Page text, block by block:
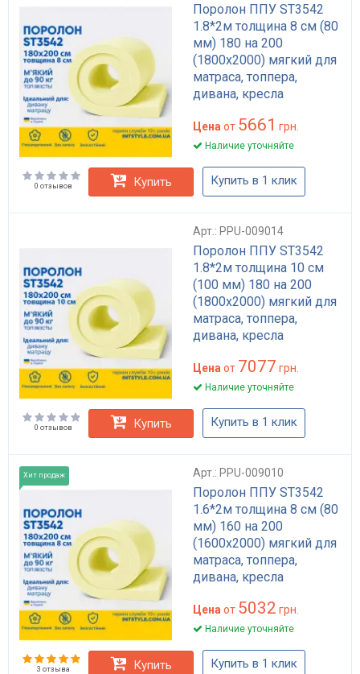
Поролон ППУ ST3542
1.8*2м толщина 8 см (80
мм) 180 на 200
(1800х2000) мягкий для
матраса, топпера,
дивана, кресла
Цена от 5661 грн.
Наличие уточняйте
0 отзывов Купить Купить в 1 клик
Арт.: PPU-009014
Поролон ППУ ST3542
1.8*2м толщина 10 см
(100 мм) 180 на 200
(1800х2000) мягкий для
матраса, топпера,
дивана, кресла
Цена от 7077 грн.
Наличие уточняйте
0 отзывов Купить Купить в 1 клик
Хит продаж Арт.: PPU-009010
Поролон ППУ ST3542
1.6*2м толщина 8 см (80
мм) 160 на 200
(1600х2000) мягкий для
матраса, топпера,
дивана, кресла
Цена от 5032 грн.
Наличие уточняйте
3 отзыва Купить Купить в 1 клик